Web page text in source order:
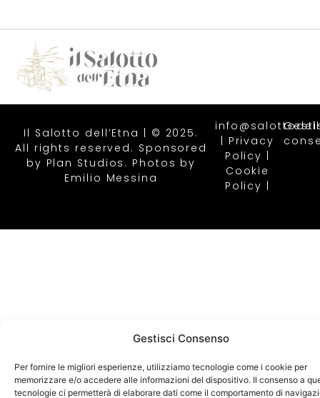
Gestisci Consenso
Per fornire le migliori esperienze, utilizziamo tecnologie come i cookie per
memorizzare e/o accedere alle informazioni del dispositivo. Il consenso a
tecnologie ci permetterà di elaborare dati come il comportamento di
Il Salotto dell’Etna | © 2025.
All rights reserved. Sponsored
by Plan Studios . Photos by
Emilio Messina
| Privacy
Policy |
Cookie
Policy |